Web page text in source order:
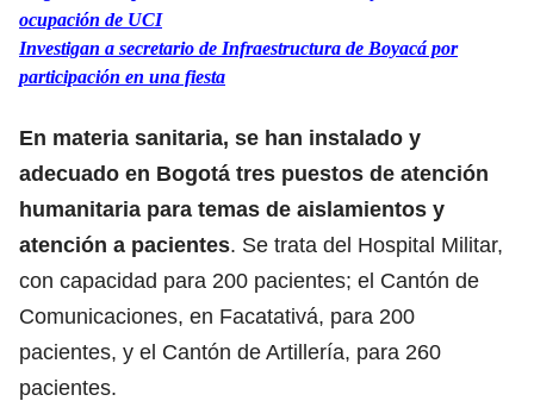
ocupación de UCI
Investigan a secretario de Infraestructura de Boyacá por
participación en una fiesta
En materia sanitaria, se han instalado y
adecuado en Bogotá tres puestos de atención
humanitaria para temas de aislamientos y
atención a pacientes. Se trata del Hospital Militar,
con capacidad para 200 pacientes; el Cantón de
Comunicaciones, en Facatativá, para 200
pacientes, y el Cantón de Artillería, para 260
pacientes.